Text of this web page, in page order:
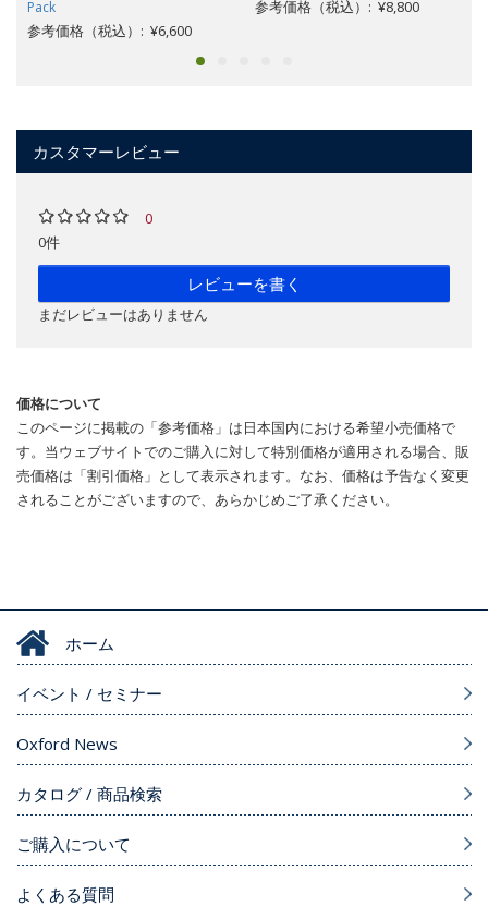
Pack
参考価格（税込）: ¥6,600
参考価格（税込）: ¥8,800
カスタマーレビュー
0
0件
レビューを書く
まだレビューはありません
価格について
このページに掲載の「参考価格」は日本国内における希望小売価格で
す。当ウェブサイトでのご購入に対して特別価格が適用される場合、販
売価格は「割引価格」として表示されます。なお、価格は予告なく変更
されることがございますので、あらかじめご了承ください。
ホーム
イベント / セミナー
Oxford News
カタログ / 商品検索
ご購入について
よくある質問